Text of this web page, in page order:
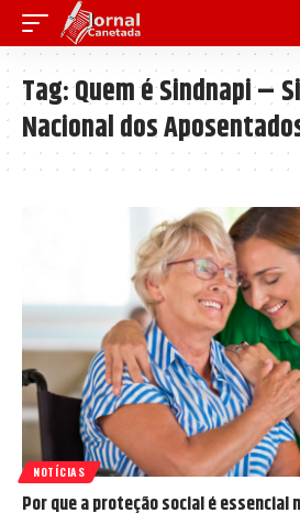
Tag:Quem é Sindnapi –
Nacional dos
NOTÍCIAS
Por que a proteção social é essencial